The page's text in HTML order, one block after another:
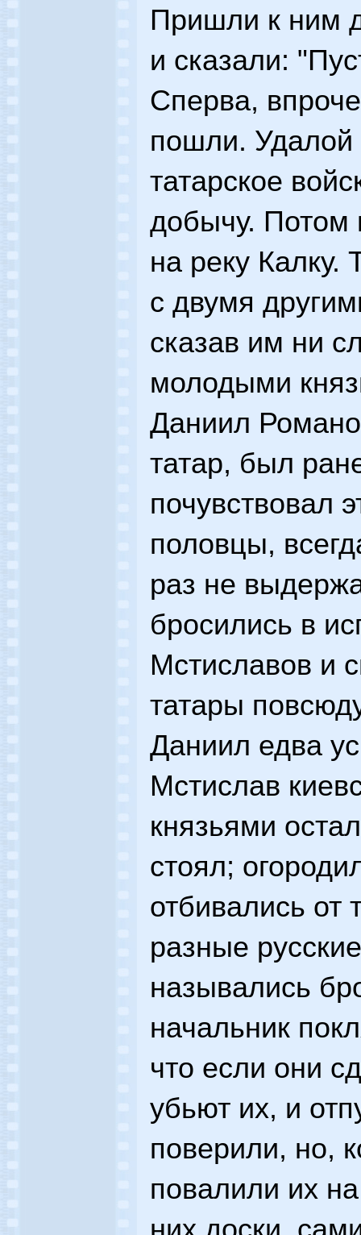
Пришли к ним
и сказали:
Сперва,
пошли. Удалой
татарское
добычу. Потом
на реку Калку.
с двумя
сказав им ни
молодыми
Даниил
татар, был
почувствовал
половцы,
раз не
бросились в
Мстиславов и
татары
Даниил едва
Мстислав
князьями
стоял;
отбивались от
разные
назывались
начальник
что если они
убьют их, и
поверили, но,
повалили их